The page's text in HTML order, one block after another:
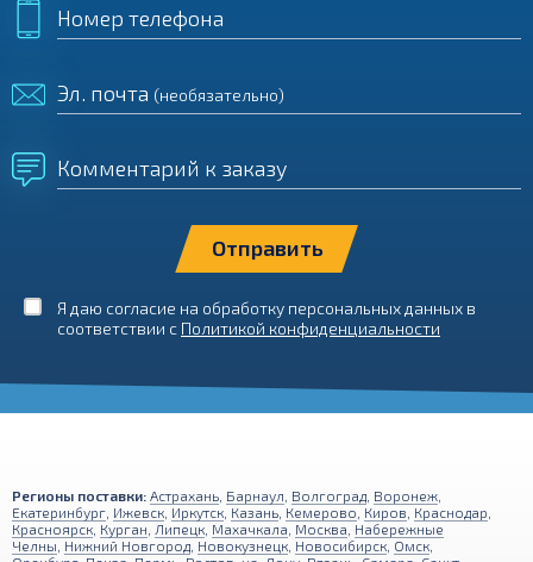
Номер телефона
Эл. почта (необязательно)
Комментарий к заказу
Я даю согласие на обработку персональных данных в
соответствии с Политикой конфиденциальности
Регионы поставки: Астрахань Барнаул Волгоград Воронеж
Екатеринбург Ижевск Иркутск Казань Кемерово Киров Краснодар
Красноярск Курган Липецк Махачкала Москва Набережные
Челны Нижний Новгород Новокузнецк Новосибирск Омск